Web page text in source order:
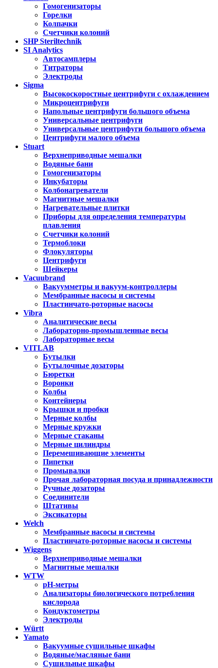
Гомогенизаторы
Горелки
Колпачки
Счетчики колоний
SHP Steriltechnik
SI Analytics
Автосамплеры
Титраторы
Электроды
Sigma
Высокоскоростные центрифуги с охлаждением
Микроцентрифуги
Напольные центрифуги большого объема
Универсальные центрифуги
Универсальные центрифуги большого объема
Центрифуги малого объема
Stuart
Верхнеприводные мешалки
Водяные бани
Гомогенизаторы
Инкубаторы
Колбонагреватели
Магнитные мешалки
Нагревательные плитки
Приборы для определения температуры
плавления
Счетчики колоний
Термоблоки
Флокуляторы
Центрифуги
Шейкеры
Vacuubrand
Вакуумметры и вакуум-контроллеры
Мембранные насосы и системы
Пластинчато-роторные насосы
Vibra
Аналитические весы
Лабораторно-промышленные весы
Лабораторные весы
VITLAB
Бутылки
Бутылочные дозаторы
Бюретки
Воронки
Колбы
Контейнеры
Крышки и пробки
Мерные колбы
Мерные кружки
Мерные стаканы
Мерные цилиндры
Перемешивающие элементы
Пипетки
Промывалки
Прочая лабораторная посуда и принадлежности
Ручные дозаторы
Соединители
Штативы
Эксикаторы
Welch
Мембранные насосы и системы
Пластинчато-роторные насосы и системы
Wiggens
Верхнеприводные мешалки
Магнитные мешалки
WTW
pH-метры
Анализаторы биологического потребления
кислорода
Кондуктометры
Электроды
Württ
Yamato
Вакуумные сушильные шкафы
Водяные/масляные бани
Сушильные шкафы